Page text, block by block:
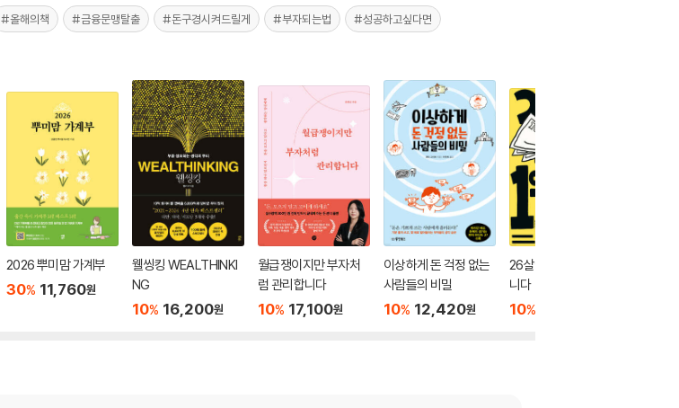
#올해의책 #금융문맹탈출 #돈구경시켜드릴게 #부자되는법 #성공하고싶다면
2026 뿌미맘 가계부
30% 11,760원
웰씽킹 WEALTHINKI
NG
10% 16,200원
월급쟁이지만 부자처
럼 관리합니다
10% 17,100원
이상하게 돈 걱정 없는
사람들의 비밀
10% 12,420원
26살에 1억을 모았습
니다
10%